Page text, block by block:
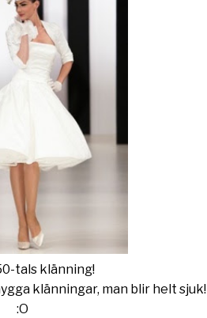
tals klänning!
klänningar, man blir helt sjuk!
:O